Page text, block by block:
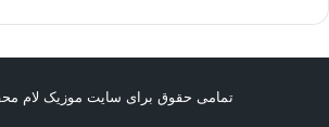
تمامی حقوق برای سایت موزیک لام